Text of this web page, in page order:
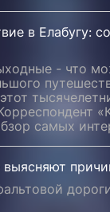
в Елабугу:
- что
самых
выясняют